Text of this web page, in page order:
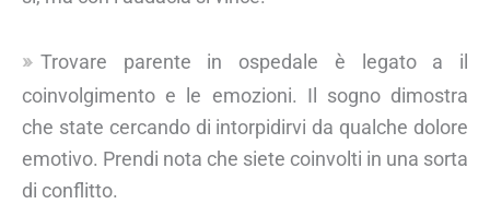
Trovare parente in ospedale è legato a il
coinvolgimento e le emozioni. Il sogno dimostra
che state cercando di intorpidirvi da qualche dolore
emotivo. Prendi nota che siete coinvolti in una sorta
di conflitto.